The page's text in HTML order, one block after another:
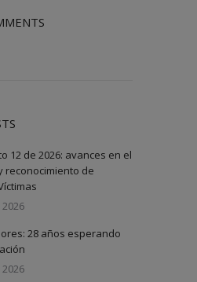
12 de 2026: avances en el
reconocimiento de
28 años esperando